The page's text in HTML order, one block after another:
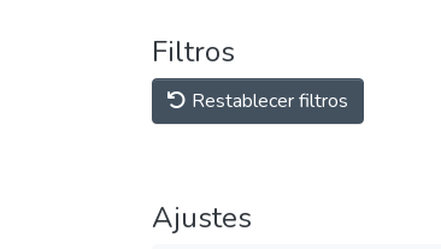
Filtros
Restablecer filtros
Ajustes